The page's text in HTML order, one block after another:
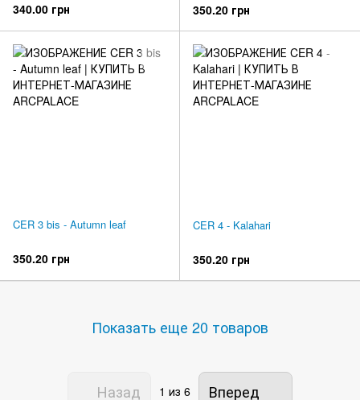
340.00 грн 350.20 грн
CER 3 bis - Autumn leaf
350.20 грн
CER 4 - Kalahari
350.20 грн
Показать еще 20 товаров
Назад 1 из 6 Вперед